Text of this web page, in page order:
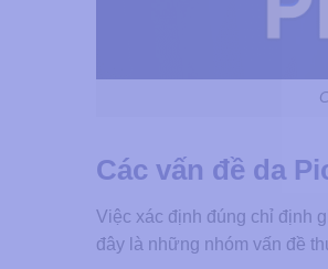
Các vấn đề da
Việc xác định đúng chỉ định
đây là những nhóm vấn đề